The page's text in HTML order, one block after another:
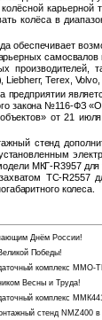
Днём России!
Победы!
комплекс MMO-
Весны и Труда!
комплекс
стенд NMZ400 в
ка­рьер­ной
ко­лё­са в
обес­пе­чи­ва­ет
про­из­во­ди­те­лей,
Terex, Volvo,
пред­при­я­тии
за­ко­на №116-ФЗ
от 21
стенд
МКГ-R3957 для
TC-R2557
ко­ле­са.